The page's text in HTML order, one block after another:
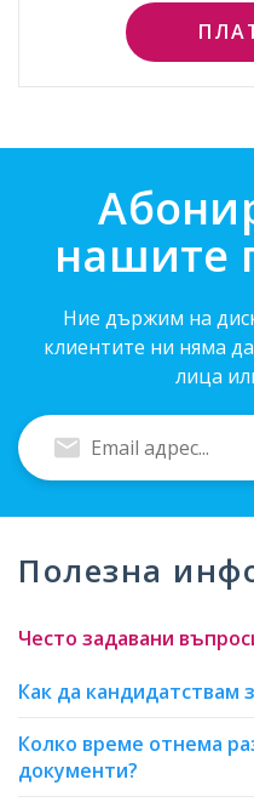
нашите
Ние държим на
клиентите ни няма
лица
Въведи
Email
адрес
Полезна
Често задавани
Как да кандидатствам
Колко време отнема
документи?